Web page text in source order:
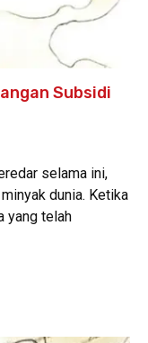
Subsidi
selama ini,
dunia. Ketika
yang telah